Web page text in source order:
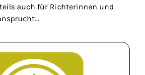
auch für Richterinnen und